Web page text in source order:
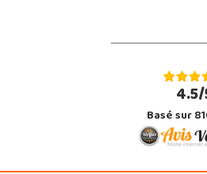
Basé sur